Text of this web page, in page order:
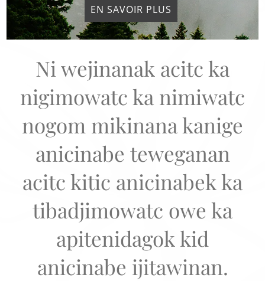
Ni wejinanak acitc ka
nigimowatc ka nimiwatc
nogom mikinana kanige
anicinabe teweganan
acitc kitic anicinabek ka
tibadjimowatc owe ka
apitenidagok kid
anicinabe ijitawinan.
EN SAVOIR PLUS